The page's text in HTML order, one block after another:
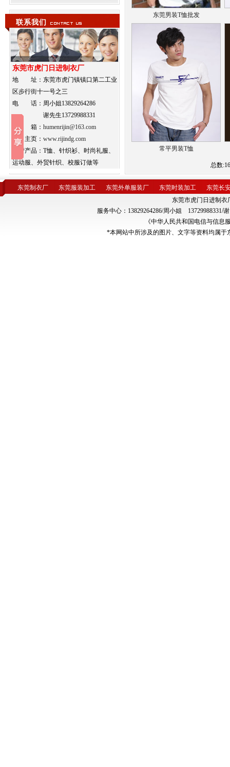
联系我们
东莞市虎门日进制衣厂
地 址：东莞市虎门镇镇口第二工业
区步行街十一号之三
电 话：周小姐13829264286
谢先生13729988331
邮 箱： humenrijin@163.com
公司主页： www.rijindg.com
主营产品：T恤、针织衫、时尚礼服、
运动服、外贸针织、校服订做等
东莞男装T恤批发
常平男装T恤
总数
东莞制衣厂 东莞服装加工 东莞外单服装厂 东莞时装加工
东莞长
东莞市虎门日进制衣
服务中心：13829264286/周小姐 13729988331/
《中华人民共和国电信与信息
*本网站中所涉及的图片、文字等资料均属